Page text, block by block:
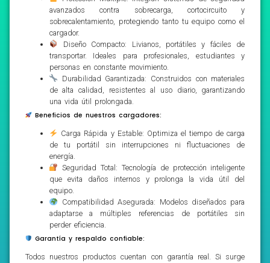
avanzados contra sobrecarga, cortocircuito y
sobrecalentamiento, protegiendo tanto tu equipo como el
cargador.
Diseño Compacto: Livianos, portátiles y fáciles de
transportar. Ideales para profesionales, estudiantes y
personas en constante movimiento.
Durabilidad Garantizada: Construidos con materiales
de alta calidad, resistentes al uso diario, garantizando
una vida útil prolongada.
Beneficios de nuestros cargadores:
Carga Rápida y Estable: Optimiza el tiempo de carga
de tu portátil sin interrupciones ni fluctuaciones de
energía.
Seguridad Total: Tecnología de protección inteligente
que evita daños internos y prolonga la vida útil del
equipo.
Compatibilidad Asegurada: Modelos diseñados para
adaptarse a múltiples referencias de portátiles sin
perder eficiencia.
Garantía y respaldo confiable:
Todos nuestros productos cuentan con garantía real. Si surge